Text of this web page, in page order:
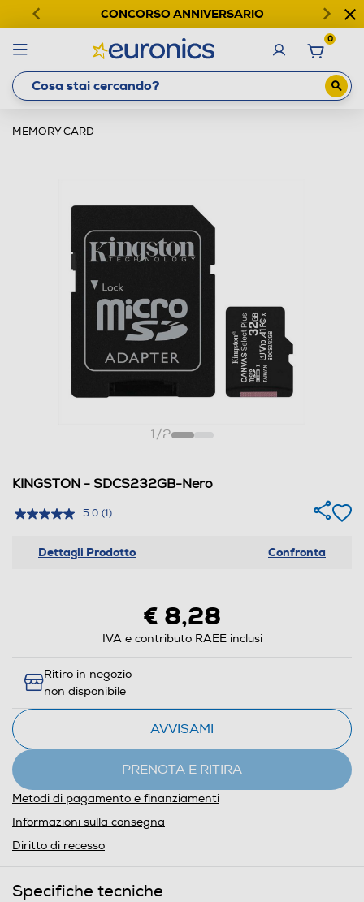
CONCORSO ANNIVERSARIO
0
MEMORY CARD
1/2
KINGSTON - SDCS232GB-Nero
5.0 (1)
Dettagli Prodotto Confronta
€ 8,28
IVA e contributo RAEE inclusi
Ritiro in negozio
non disponibile
AVVISAMI
PRENOTA E RITIRA
Metodi di pagamento e finanziamenti
Informazioni sulla consegna
Diritto di recesso
Specifiche tecniche